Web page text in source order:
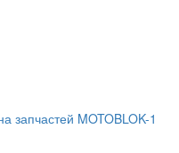
запчастей MOTOBLOK-1